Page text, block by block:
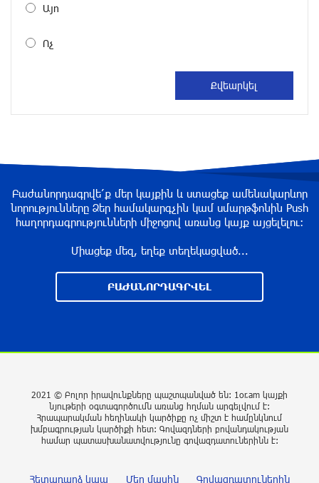
2 ժամ առաջ
Սպասվում է առանց տեղումների եղանակ.
ջերմաստիճանն էապես չի փոխվի
3 ժամ առաջ
Հուսով եմ, որ այս ձևաչափում մեզ կհաջողվի
խորացնել մեր հարաբերություններն ու
համագործակցությունը. Փաշինյանը՝
հարձակման հետևանքով 11 քաղաքացիական
անձի վիրավորվելու մասին
5 ժամ առաջ
մեկն է․ Թրամփ
Այո
Ոչ
Բաժանորդագրվե՛ք մեր կայքին և ստացեք ամենակարևոր
նորությունները Ձեր համակարգչին կամ սմարթֆոնին Push
հաղորդագրությունների միջոցով առանց կայք այցելելու։
Միացեք մեզ, եղեք տեղեկացված...
ԲԱԺԱՆՈՐԴԱԳՐՎԵԼ
2021 © Բոլոր իրավունքները պաշտպանված են: 1or.am կայքի
նյութերի օգտագործումն առանց հղման արգելվում է:
Հրապարակման հեղինակի կարծիքը ոչ միշտ է համընկնում
խմբագրության կարծիքի հետ: Գովազդների բովանդակության
համար պատասխանատվությունը գովազդատուներինն է:
Հետադարձ կապ Մեր մասին Գովազդատուներին